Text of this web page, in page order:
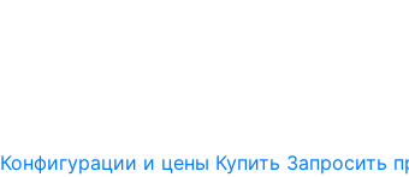
Конфигурации и цены Купить Запросить